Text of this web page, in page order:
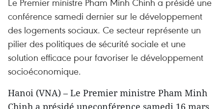
conférence samedi dernier sur le développement
des logements sociaux. Ce secteur représente un
pilier des politiques de sécurité sociale et une
solution efficace pour favoriser le développement
socioéconomique.
Hanoi (VNA) – Le Premier ministre Pham Minh
Chinh a présidé uneconférence samedi 16 mars